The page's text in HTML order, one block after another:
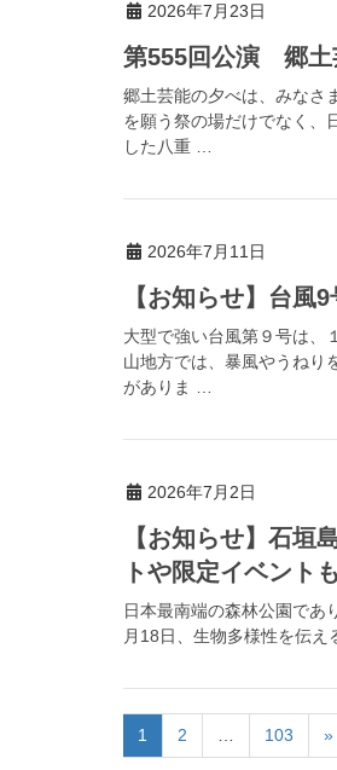
2026年7月23日
第555回公演 郷
郷土芸能の夕べは、みなさ
を願う祭の場だけでなく、
した八重 …
2026年7月11日
【お知らせ】台風
大型で強い台風第９号は、
山地方では、暴風やうねり
がありま …
2026年7月2日
【お知らせ】石垣
トや限定イベント
日本最南端の森林公園であ
月18日、生物多様性を伝
1 2 103 »